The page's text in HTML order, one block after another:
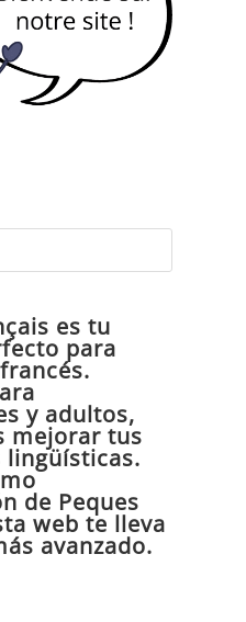
Escape
es tu
para
y adultos,
mejorar tus
lingüísticas.
de Peques
web te lleva
avanzado.